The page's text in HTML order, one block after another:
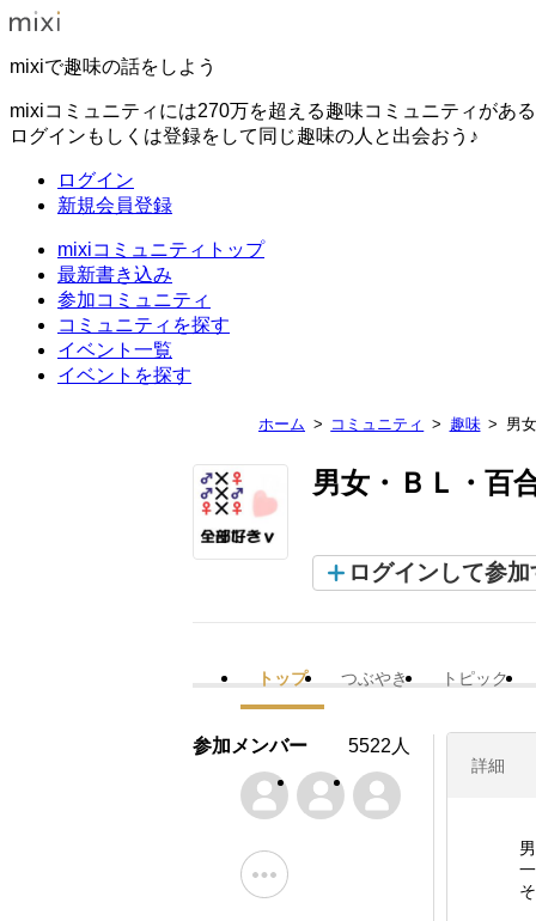
mixiで趣味の話をしよう
mixiコミュニティには270万を超える趣味コミュニティがあ
ログインもしくは登録をして同じ趣味の人と出会おう♪
ログイン
新規会員登録
mixiコミュニティトップ
最新書き込み
参加コミュニティ
コミュニティを探す
イベント一覧
イベントを探す
ホーム コミュニティ 趣味 男
男女・ＢＬ・百
ログインして参加
トップ つぶやき トピック
詳細
参加メンバー 5522人